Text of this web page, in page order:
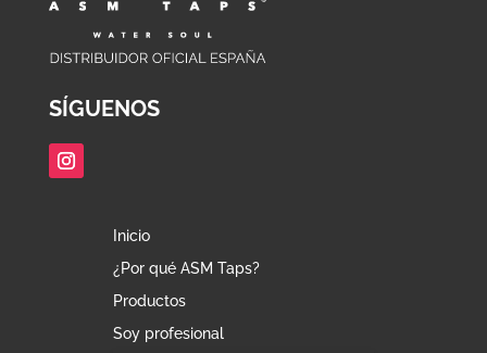
SÍGUENOS
Inicio
¿Por qué ASM Taps?
Productos
Soy profesional